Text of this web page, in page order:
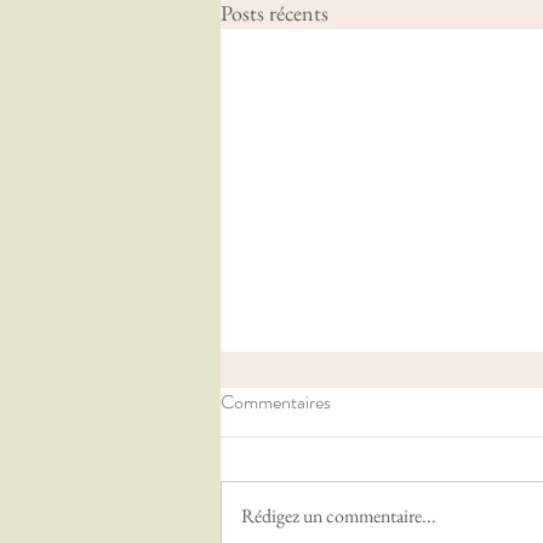
Posts récents
Commentaires
Rédigez un commentaire...